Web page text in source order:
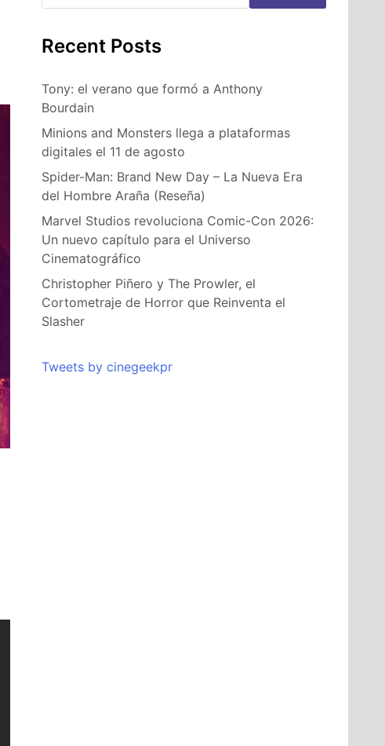
Recent Posts
Tony: el verano que formó a Anthony
Bourdain
Minions and Monsters llega a plataformas
digitales el 11 de agosto
Spider-Man: Brand New Day – La Nueva Era
del Hombre Araña (Reseña)
Marvel Studios revoluciona Comic-Con 2026:
Un nuevo capítulo para el Universo
Cinematográfico
Christopher Piñero y The Prowler, el
Cortometraje de Horror que Reinventa el
Slasher
Tweets by cinegeekpr